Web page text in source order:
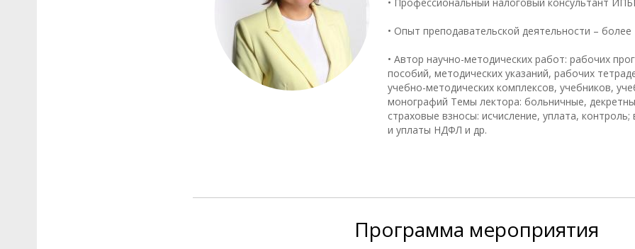
• Опыт преподавательской деятельности – более
• Автор научно-методических работ: рабочих
пособий, методических указаний, рабочих
учебно-методических комплексов, учебников,
монографий Темы лектора: больничные,
страховые взносы: исчисление, уплата,
и уплаты НДФЛ и др.
Программа мероприятия